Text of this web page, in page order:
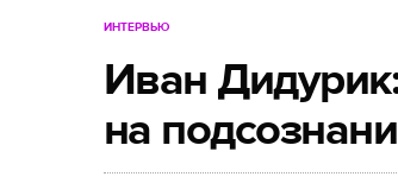
ИНТЕРВЬЮ
Иван
на